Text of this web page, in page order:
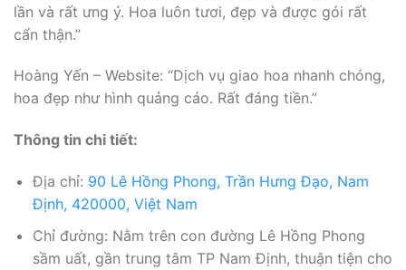
lần và rất ưng ý. Hoa luôn tươi, đẹp và được gói rất
cẩn thận.”
Hoàng Yến – Website: “Dịch vụ giao hoa nhanh chóng,
hoa đẹp như hình quảng cáo. Rất đáng tiền.”
Thông tin chi tiết:
Địa chỉ: 90 Lê Hồng Phong, Trần Hưng Đạo, Nam
Định, 420000, Việt Nam
Chỉ đường: Nằm trên con đường Lê Hồng Phong
sầm uất, gần trung tâm TP Nam Định, thuận tiện cho